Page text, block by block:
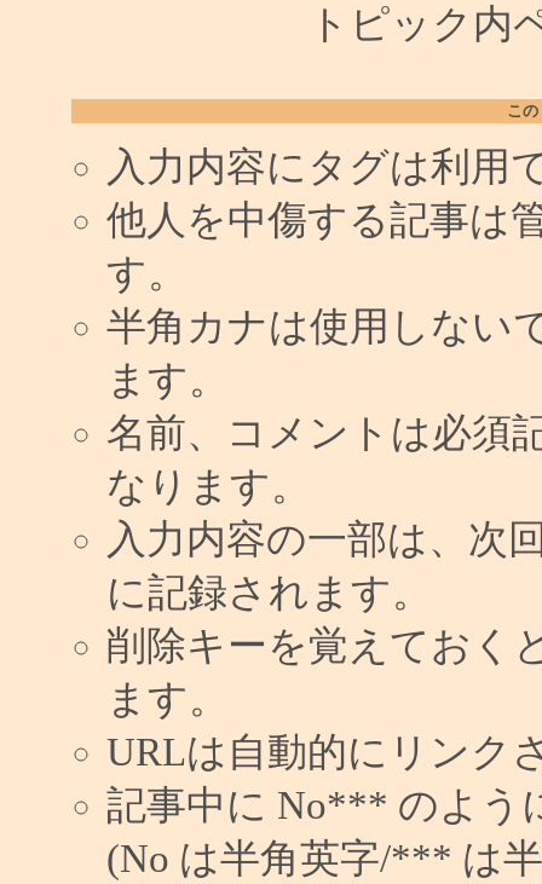
トピック内
こ
入力内容にタグは利用
他人を中傷する記事は
す。
半角カナは使用しない
ます。
名前、コメントは必須
なります。
入力内容の一部は、次
に記録されます。
削除キーを覚えておく
ます。
URLは自動的にリンク
記事中に No*** のよう
(No は半角英字/*** は